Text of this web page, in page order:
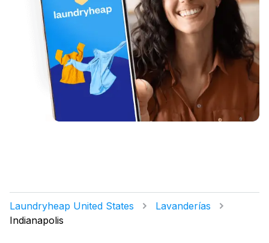
Laundryheap United States
Lavanderías
Indianapolis